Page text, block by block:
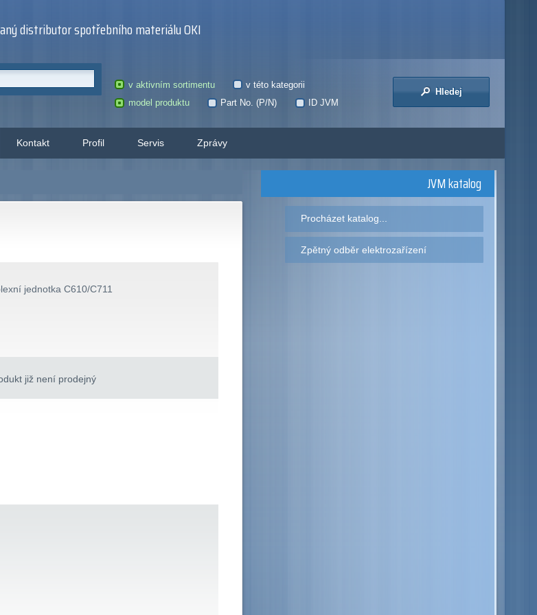
distributor spotřebního materiálu OKI
v aktivním sortimentu
v této kategorii
model produktu
Part No. (P/N) ID JVM
Hledej
Kontakt Profil Servis Zprávy
jednotka C610/C711
již není prodejný
JVM katalog
Procházet katalog...
Zpětný odběr elektrozařízení